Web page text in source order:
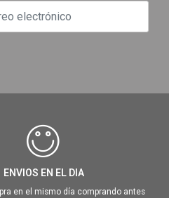
ENVIOS EN EL DIA
en el mismo día comprando antes